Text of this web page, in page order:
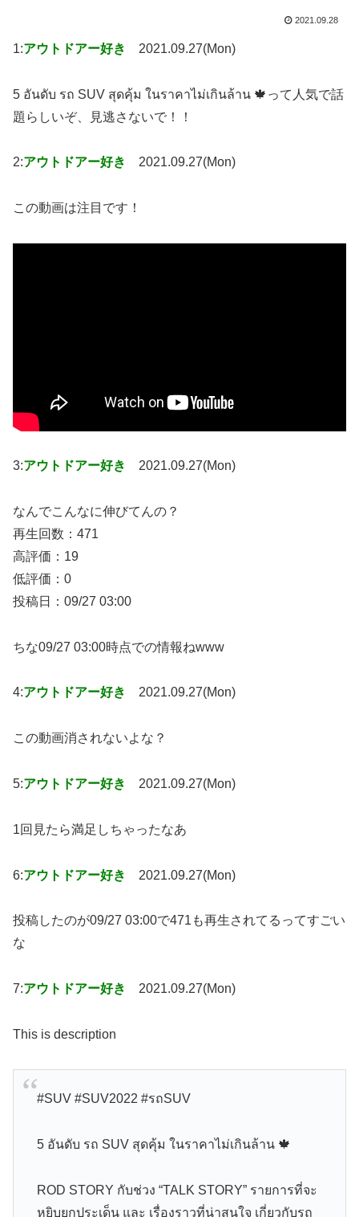
2021.09.28
1:アウトドアー好き 2021.09.27(Mon)
5 อันดับ รถ SUV สุดคุ้ม ในราคาไม่เกินล้าน 🍁って人気で話
題らしいぞ、見逃さないで！！
2:アウトドアー好き 2021.09.27(Mon)
この動画は注目です！
3:アウトドアー好き 2021.09.27(Mon)
なんでこんなに伸びてんの？
再生回数：471
高評価：19
低評価：0
投稿日：09/27 03:00
ちな09/27 03:00時点での情報ねwww
4:アウトドアー好き 2021.09.27(Mon)
この動画消されないよな？
5:アウトドアー好き 2021.09.27(Mon)
1回見たら満足しちゃったなあ
6:アウトドアー好き 2021.09.27(Mon)
投稿したのが09/27 03:00で471も再生されてるってすごい
な
7:アウトドアー好き 2021.09.27(Mon)
This is description
#SUV #SUV2022 #รถSUV
5 อันดับ รถ SUV สุดคุ้ม ในราคาไม่เกินล้าน 🍁
ROD STORY กับช่วง “TALK STORY” รายการที่จะ
หยิบยกประเด็น และ เรื่องราวที่น่าสนใจ เกี่ยวกับรถ